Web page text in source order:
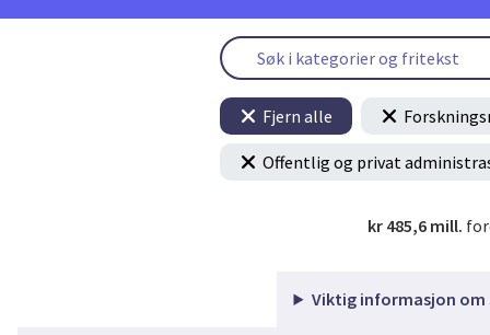
Fjern alle
Offentlig og privat
kr 485,6 mill.
Viktig informasjon om